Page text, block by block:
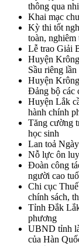
thông qua
Khai mạc
Kỳ thi tốt
toàn, nghiêm
Lễ trao Giải
Huyện
Sầu riêng
Huyện
Đảng bộ các
Huyện Lắk
hành chính
Tăng cường
học sinh
Lan toả
Nỗ lực ôn
Đoàn công
người cao
Chi cục
chính sách,
Tỉnh Đắk
phương
UBND tỉnh
của Hàn